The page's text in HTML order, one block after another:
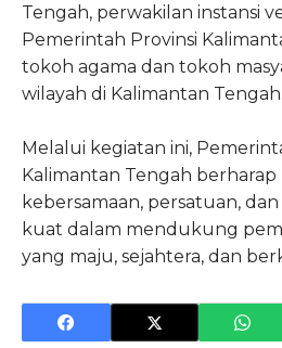
Tengah, perwakilan instansi
Pemerintah Provinsi
tokoh agama dan tokoh
wilayah di Kalimantan Tengah.
Melalui kegiatan ini,
Kalimantan Tengah berharap
kebersamaan, persatuan,
kuat dalam mendukung
yang maju, sejahtera, dan